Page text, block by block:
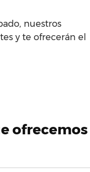
nuestros
y te ofrecerán el
ofrecemos